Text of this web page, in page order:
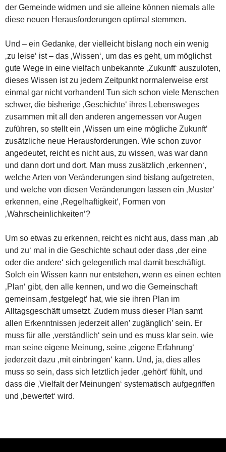
der Gemeinde widmen und sie alleine können niemals alle
diese neuen Herausforderungen optimal stemmen.
Und – ein Gedanke, der vielleicht bislang noch ein wenig
‚zu leise‘ ist – das ‚Wissen‘, um das es geht, um möglichst
gute Wege in eine vielfach unbekannte ‚Zukunft‘ auszuloten,
dieses Wissen ist zu jedem Zeitpunkt normalerweise erst
einmal gar nicht vorhanden! Tun sich schon viele Menschen
schwer, die bisherige ‚Geschichte‘ ihres Lebensweges
zusammen mit all den anderen angemessen vor Augen
zuführen, so stellt ein ‚Wissen um eine mögliche Zukunft‘
zusätzliche neue Herausforderungen. Wie schon zuvor
angedeutet, reicht es nicht aus, zu wissen, was war dann
und dann dort und dort. Man muss zusätzlich ‚erkennen‘,
welche Arten von Veränderungen sind bislang aufgetreten,
und welche von diesen Veränderungen lassen ein ‚Muster‘
erkennen, eine ‚Regelhaftigkeit‘, Formen von
‚Wahrscheinlichkeiten‘?
Um so etwas zu erkennen, reicht es nicht aus, dass man ‚ab
und zu‘ mal in die Geschichte schaut oder dass ‚der eine
oder die andere‘ sich gelegentlich mal damit beschäftigt.
Solch ein Wissen kann nur entstehen, wenn es einen echten
‚Plan‘ gibt, den alle kennen, und wo die Gemeinschaft
gemeinsam ‚festgelegt‘ hat, wie sie ihren Plan im
Alltagsgeschäft umsetzt. Zudem muss dieser Plan samt
allen Erkenntnissen jederzeit allen’ zugänglich’ sein. Er
muss für alle ‚verständlich‘ sein und es muss klar sein, wie
man seine eigene Meinung, seine ‚eigene Erfahrung‘
jederzeit dazu ‚mit einbringen‘ kann. Und, ja, dies alles
muss so sein, dass sich letztlich jeder ‚gehört‘ fühlt, und
dass die ‚Vielfalt der Meinungen‘ systematisch aufgegriffen
und ‚bewertet‘ wird.